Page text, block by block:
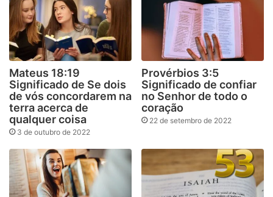
Mateus 18:19
Significado de Se dois
de vós concordarem na
terra acerca de
qualquer coisa
3 de outubro de 2022
Provérbios 3:5
Significado de confiar
no Senhor de todo o
coração
22 de setembro de 2022